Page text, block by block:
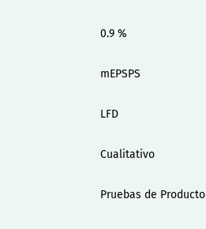
0.9 %
mEPSPS
LFD
Cualitativo
Pruebas de Producto